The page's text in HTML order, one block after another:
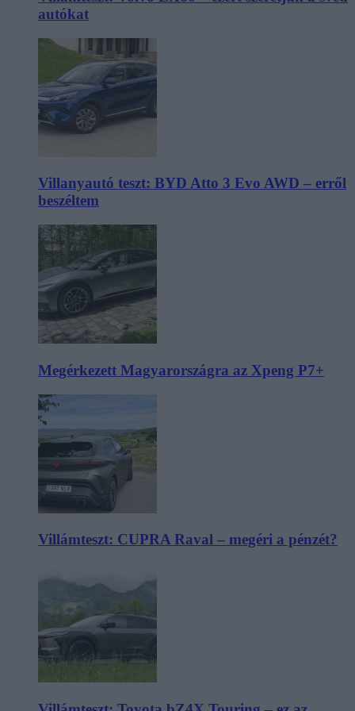
autókat
Villanyautó teszt: BYD Atto 3 Evo AWD – erről
beszéltem
Megérkezett Magyarországra az Xpeng P7+
Villámteszt: CUPRA Raval – megéri a pénzét?